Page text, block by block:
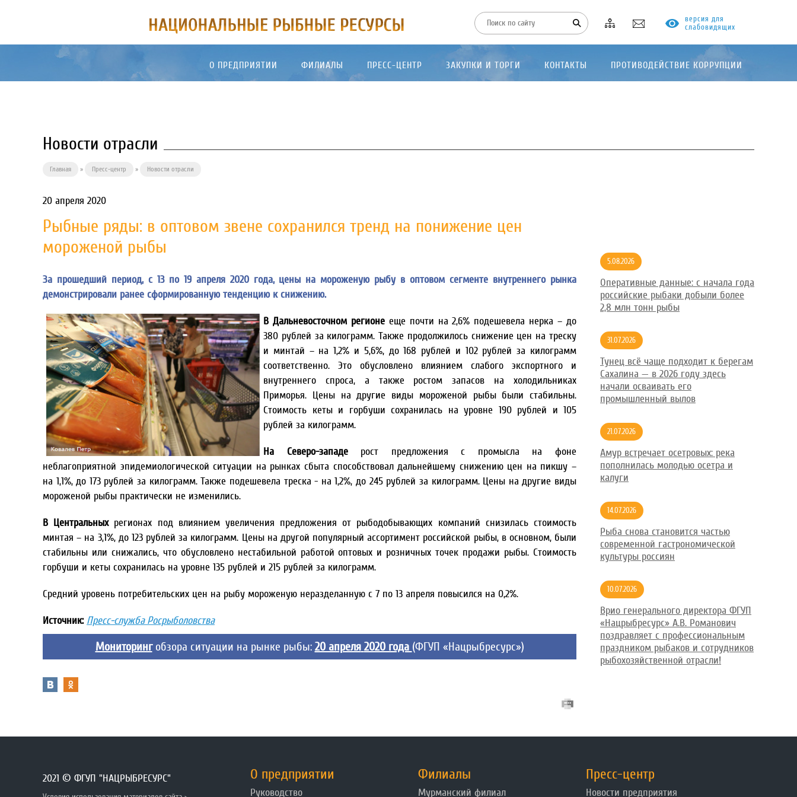
версия для
слабовидящих
О ПРЕДПРИЯТИИ ФИЛИАЛЫ ПРЕСС-ЦЕНТР ЗАКУПКИ И ТОРГИ КОНТАКТЫ ПРОТИВОДЕЙСТВИЕ КОРРУПЦИИ
Новости отрасли
Главная » Пресс-центр » Новости отрасли
20 апреля 2020
Рыбные ряды: в оптовом звене сохранился тренд на понижение цен
мороженой рыбы
За прошедший период, с 13 по 19 апреля 2020 года, цены на мороженую рыбу в оптовом сегменте внутреннего рынка
демонстрировали ранее сформированную тенденцию к снижению.
В Дальневосточном регионе еще почти на 2,6% подешевела нерка – до
380 рублей за килограмм. Также продолжилось снижение цен на треску
и минтай – на 1,2% и 5,6%, до 168 рублей и 102 рублей за килограмм
соответственно. Это обусловлено влиянием слабого экспортного и
внутреннего спроса, а также ростом запасов на холодильниках
Приморья. Цены на другие виды мороженой рыбы были стабильны.
Стоимость кеты и горбуши сохранилась на уровне 190 рублей и 105
рублей за килограмм.
На Северо-западерост предложения с промысла на фоне
неблагоприятной эпидемиологической ситуации на рынках сбыта способствовал дальнейшему снижению цен на пикшу –
на 1,1%, до 173 рублей за килограмм. Также подешевела треска - на 1,2%, до 245 рублей за килограмм. Цены на другие виды
мороженой рыбы практически не изменились.
В Центральных регионах под влиянием увеличения предложения от рыбодобывающих компаний снизилась стоимость
минтая – на 3,1%, до 123 рублей за килограмм. Цены на другой популярный ассортимент российской рыбы, в основном, были
стабильны или снижались, что обусловлено нестабильной работой оптовых и розничных точек продажи рыбы. Стоимость
горбуши и кеты сохранилась на уровне 135 рублей и 215 рублей за килограмм.
Средний уровень потребительских цен на рыбу мороженую неразделанную с 7 по 13 апреля повысился на 0,2%.
Источник: Пресс-служба Росрыболовства
Мониторинг обзора ситуации на рынке рыбы: 20 апреля 2020 года (ФГУП «Нацрыбресурс»)
5.08.2026
Оперативные данные: с начала года
российские рыбаки добыли более
2,8 млн тонн рыбы
31.07.2026
Тунец всё чаще подходит к берегам
Сахалина — в 2026 году здесь
начали осваивать его
промышленный вылов
21.07.2026
Амур встречает осетровых: река
пополнилась молодью осетра и
калуги
14.07.2026
Рыба снова становится частью
современной гастрономической
культуры россиян
10.07.2026
Врио генерального директора ФГУП
«Нацрыбресурс» А.В. Романович
поздравляет с профессиональным
праздником рыбаков и сотрудников
рыбохозяйственной отрасли!
2021 © ФГУП "НАЦРЫБРЕСУРС" О предприятии
Руководство
Филиалы
Мурманский филиал
Пресс-центр
Новости предприятия